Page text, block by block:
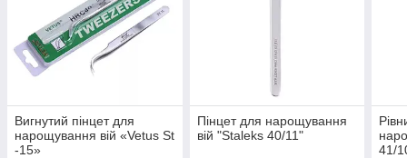
Вигнутий пінцет для
нарощування вій «Vetus St
-15»
Пінцет для нарощування
вій "Staleks 40/11"
41/